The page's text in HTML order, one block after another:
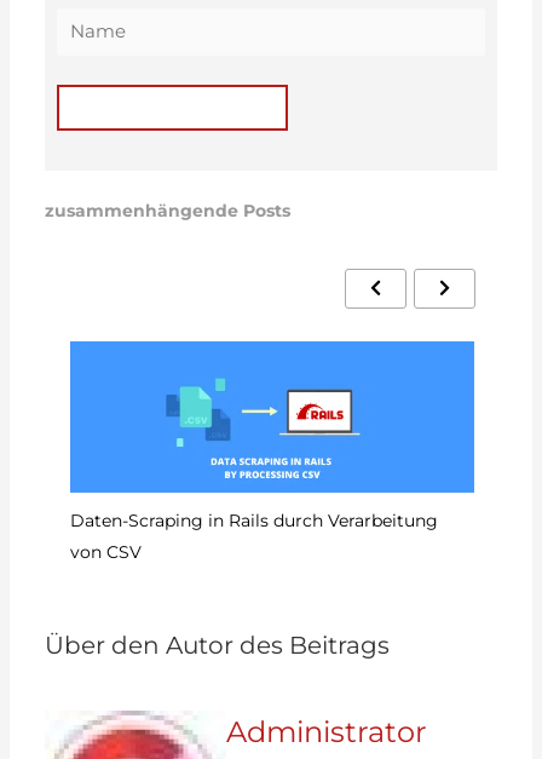
zusammenhängende Posts
Daten-Scraping in Rails durch Verarbeitung
von CSV
Über den Autor des Beitrags
Administrator